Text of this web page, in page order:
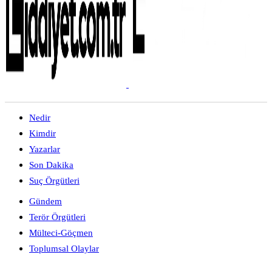
Nedir
Kimdir
Yazarlar
Son Dakika
Suç Örgütleri
Gündem
Terör Örgütleri
Mülteci-Göçmen
Toplumsal Olaylar